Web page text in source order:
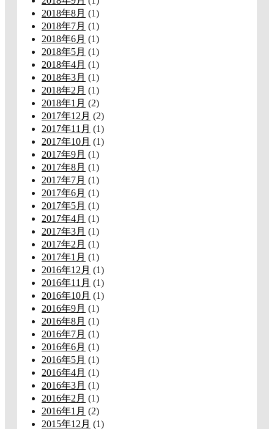
2018年8月 (1)
2018年7月 (1)
2018年6月 (1)
2018年5月 (1)
2018年4月 (1)
2018年3月 (1)
2018年2月 (1)
2018年1月 (2)
2017年12月 (2)
2017年11月 (1)
2017年10月 (1)
2017年9月 (1)
2017年8月 (1)
2017年7月 (1)
2017年6月 (1)
2017年5月 (1)
2017年4月 (1)
2017年3月 (1)
2017年2月 (1)
2017年1月 (1)
2016年12月 (1)
2016年11月 (1)
2016年10月 (1)
2016年9月 (1)
2016年8月 (1)
2016年7月 (1)
2016年6月 (1)
2016年5月 (1)
2016年4月 (1)
2016年3月 (1)
2016年2月 (1)
2016年1月 (2)
2015年12月 (1)